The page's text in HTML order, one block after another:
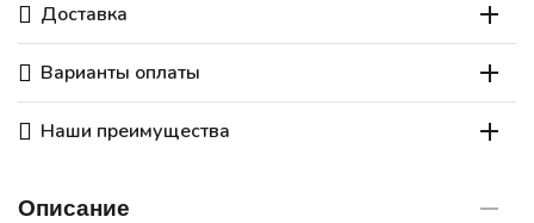
Доставка
Варианты оплаты
Наши преимущества
Описание